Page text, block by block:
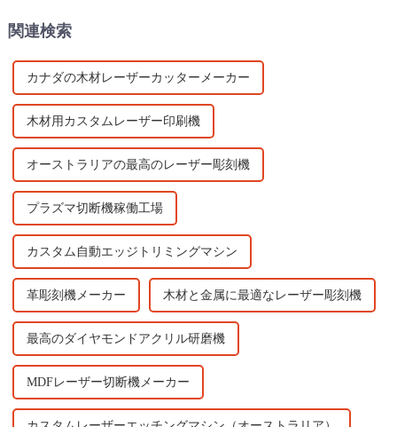
関連検索
カナダの木材レーザーカッターメーカー
木材用カスタムレーザー印刷機
オーストラリアの最高のレーザー彫刻機
プラズマ切断機稼働工場
カスタム自動エッジトリミングマシン
革彫刻機メーカー 木材と金属に最適なレーザー彫刻機
最高のダイヤモンドアクリル研磨機
MDFレーザー切断機メーカー